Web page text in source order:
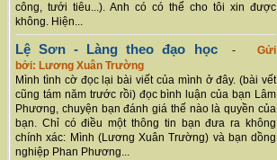
công, tưới tiêu...). Anh có có thể cho tôi xin được
không. Hiện...
Lệ Sơn - Làng theo đạo học-Gửi
bởi: Lương Xuân Trường
Mình tình cờ đọc lại bài viết của mình ở đây. (bài vết
cũng tám năm trước rồi) đọc bình luận của bạn Lâm
Phương, chuyện bạn đánh giá thế nào là quyền của
bạn. Chỉ có điều một thông tin bạn đưa ra không
chính xác: Mình (Lương Xuân Trường) và bạn dồng
nghiệp Phan Phương...